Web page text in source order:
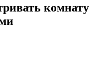
комнату